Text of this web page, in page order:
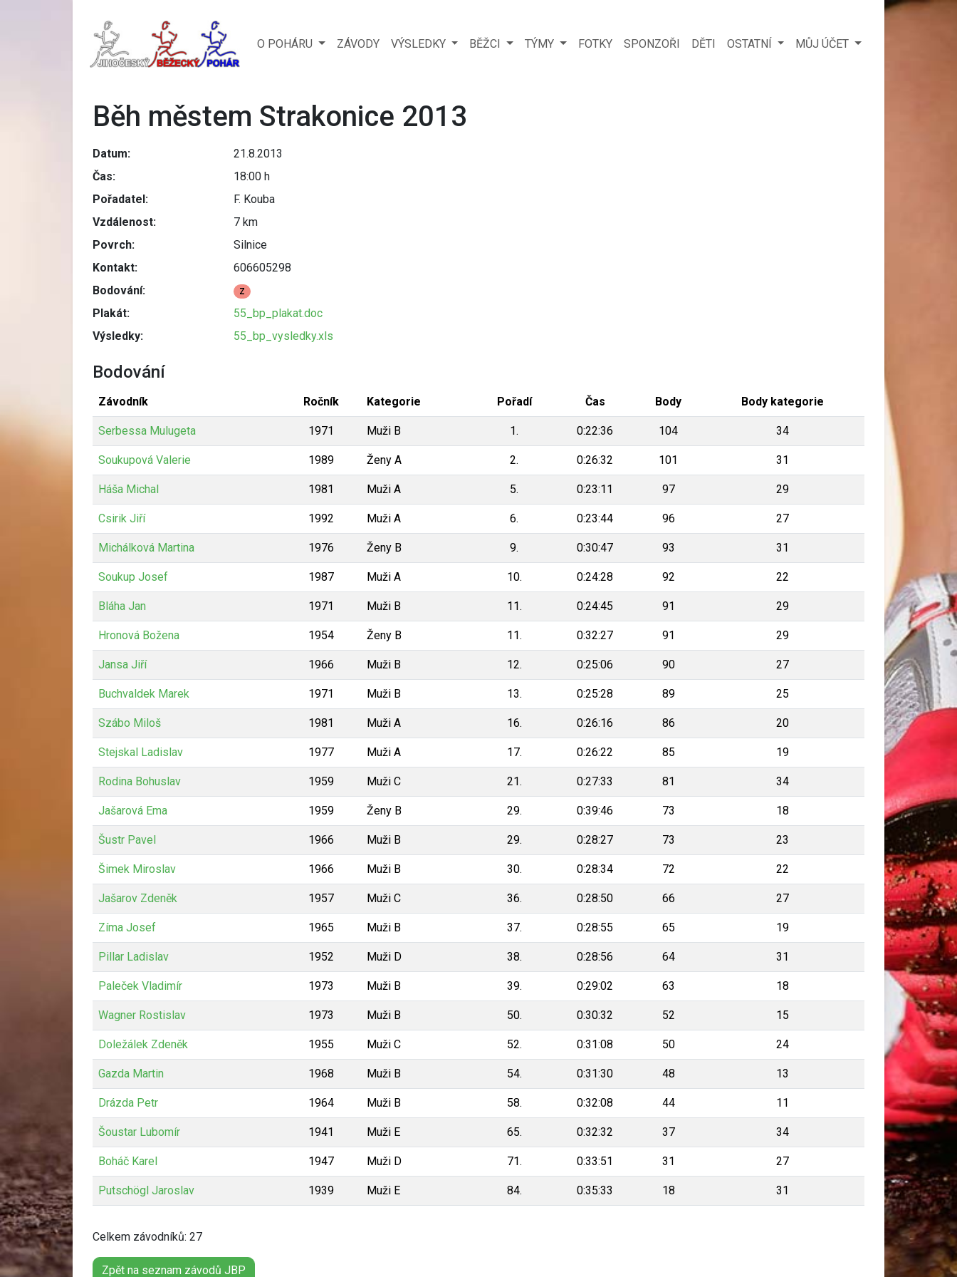
O POHÁRU ZÁVODY VÝSLEDKY BĚŽCI TÝMY FOTKY SPONZOŘI DĚTI OSTATNÍ MŮJ ÚČET
Běh městem Strakonice 2013
Datum:
21.8.2013
Čas:
18:00 h
Pořadatel:
F. Kouba
Vzdálenost:
7 km
Povrch:
Silnice
Kontakt:
606605298
Bodování:
Z
Plakát:
55_bp_plakat.doc
Výsledky:
55_bp_vysledky.xls
Bodování
Závodník Ročník Kategorie Pořadí Čas Body Body kategorie
Serbessa Mulugeta 1971 Muži B 1. 0:22:36 104 34
Soukupová Valerie 1989 Ženy A 2. 0:26:32 101 31
Háša Michal 1981 Muži A 5. 0:23:11 97 29
Csirik Jiří 1992 Muži A 6. 0:23:44 96 27
Michálková Martina 1976 Ženy B 9. 0:30:47 93 31
Soukup Josef 1987 Muži A 10. 0:24:28 92 22
Bláha Jan 1971 Muži B 11. 0:24:45 91 29
Hronová Božena 1954 Ženy B 11. 0:32:27 91 29
Jansa Jiří 1966 Muži B 12. 0:25:06 90 27
Buchvaldek Marek 1971 Muži B 13. 0:25:28 89 25
Szábo Miloš 1981 Muži A 16. 0:26:16 86 20
Stejskal Ladislav 1977 Muži A 17. 0:26:22 85 19
Rodina Bohuslav 1959 Muži C 21. 0:27:33 81 34
Jašarová Ema 1959 Ženy B 29. 0:39:46 73 18
Šustr Pavel 1966 Muži B 29. 0:28:27 73 23
Šimek Miroslav 1966 Muži B 30. 0:28:34 72 22
Jašarov Zdeněk 1957 Muži C 36. 0:28:50 66 27
Zíma Josef 1965 Muži B 37. 0:28:55 65 19
Pillar Ladislav 1952 Muži D 38. 0:28:56 64 31
Paleček Vladimír 1973 Muži B 39. 0:29:02 63 18
Wagner Rostislav 1973 Muži B 50. 0:30:32 52 15
Doležálek Zdeněk 1955 Muži C 52. 0:31:08 50 24
Gazda Martin 1968 Muži B 54. 0:31:30 48 13
Drázda Petr 1964 Muži B 58. 0:32:08 44 11
Šoustar Lubomír 1941 Muži E 65. 0:32:32 37 34
Boháč Karel 1947 Muži D 71. 0:33:51 31 27
Putschögl Jaroslav 1939 Muži E 84. 0:35:33 18 31
Celkem závodníků: 27
Zpět na seznam závodů JBP